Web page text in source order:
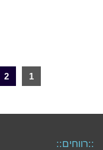
1
2
::רווחים::